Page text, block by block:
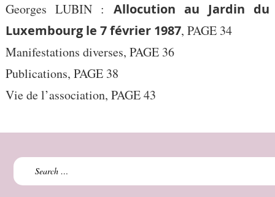
Georges LUBIN : Allocution au Jardin du
Luxembourg le 7 février 1987, PAGE 34
Manifestations diverses, PAGE 36
Publications, PAGE 38
Vie de l’association, PAGE 43
Search
for: